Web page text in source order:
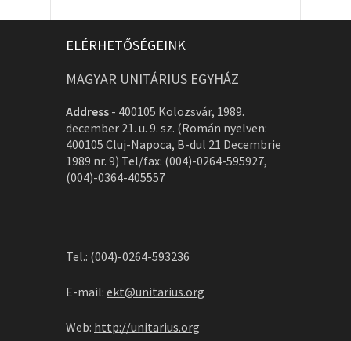
ELÉRHETŐSÉGEINK
MAGYAR UNITÁRIUS EGYHÁZ
Address - 400105 Kolozsvár, 1989.
december 21. u. 9. sz. (Román nyelven:
400105 Cluj-Napoca, B-dul 21 Decembrie
1989 nr. 9) Tel/fax: (004)-0264-595927,
(004)-0364-405557
Tel.: (004)-0264-593236
E-mail: ekt@unitarius.org
Web: http://unitarius.org